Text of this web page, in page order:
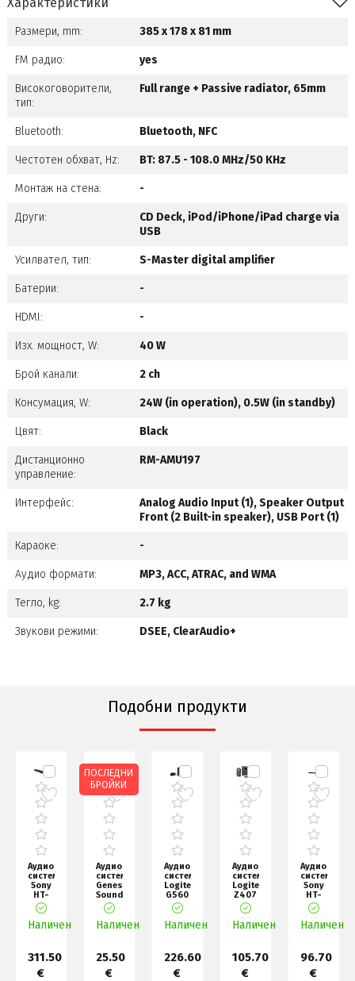
Размери, mm: 385 x 178 x 81 mm
FM радио: yes
Високоговорители,
тип:
Full range + Passive radiator, 65mm
Bluetooth: Bluetooth, NFC
Честотен обхват, Hz: BT: 87.5 - 108.0 MHz/50 KHz
Монтаж на стена: -
Други:
CD Deck, iPod/iPhone/iPad charge via
USB
Усилвател, тип: S-Master digital amplifier
Батерии: -
HDMI: -
Изх. мощност, W: 40 W
Брой канали: 2 ch
Консумация, W: 24W (in operation), 0.5W (in standby)
Цвят: Black
Дистанционно
управление:
RM-AMU197
Интерфейс:
Analog Audio Input (1), Speaker Output
Front (2 Built-in speaker), USB Port (1)
Караоке: -
Аудио формати: MP3, ACC, ATRAC, and WMA
Тегло, kg: 2.7 kg
Звукови режими: DSEE, ClearAudio+
Подобни продукти
Аудио
система
Sony
HT-
S2000,
Dolby
Atmos/DTS:X
Наличен
311.50
€
Аудио
система
Genesis
Soundbar
Helium,
312BT,
2.0
Наличен
25.50
€
ПОСЛЕДНИ
БРОЙКИ
Аудио
система
Logitech
G560
Lightsync
PC
Gaming
Наличен
226.60
€
Аудио
система
Logitech
Z407
Blth
speakers
/wth
Наличен
105.70
€
Аудио
система
Sony
HT-
SF150,
2.1
channel
Наличен
96.70
€